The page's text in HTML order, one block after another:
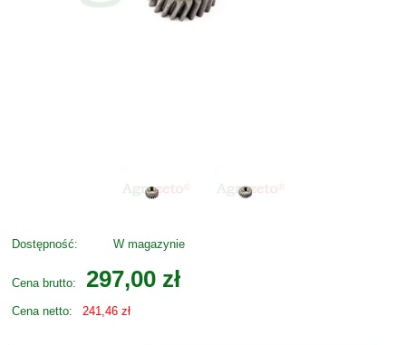
Dostępność: W magazynie
Cena brutto: 297,00 zł
Cena netto: 241,46 zł